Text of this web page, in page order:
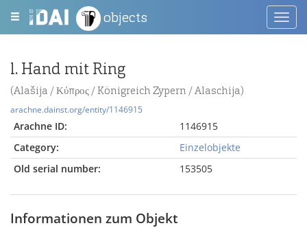
objects
l. Hand mit Ring
(Alašija / Κύπρος / Königreich Zypern / Alaschija)
arachne.dainst.org/entity/1146915
Arachne ID:
1146915
Category:
Einzelobjekte
Old serial number:
153505
Informationen zum Objekt